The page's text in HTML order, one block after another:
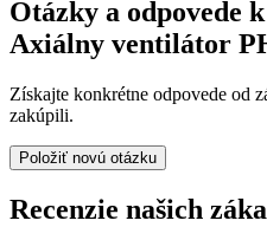
Otázky a odpovede
Axiálny ventilátor
Získajte konkrétne odpovede od
zakúpili.
Položiť novú otázku
Recenzie našich